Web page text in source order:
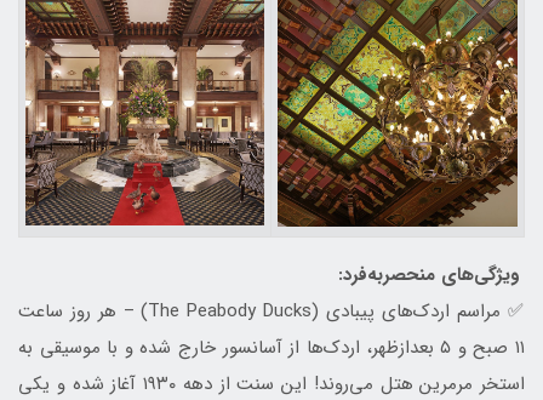
ویژگی‌های منحصربه‌فرد:
✅ مراسم اردک‌های پیبادی (The Peabody Ducks) – هر روز ساعت
۱۱ صبح و ۵ بعدازظهر، اردک‌ها از آسانسور خارج شده و با موسیقی به
استخر مرمرین هتل می‌روند! این سنت از دهه ۱۹۳۰ آغاز شده و یکی